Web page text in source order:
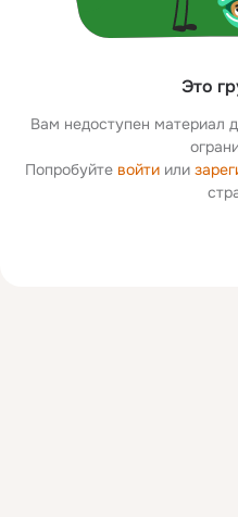
Это
Вам недоступен материал
Попробуйте войти или